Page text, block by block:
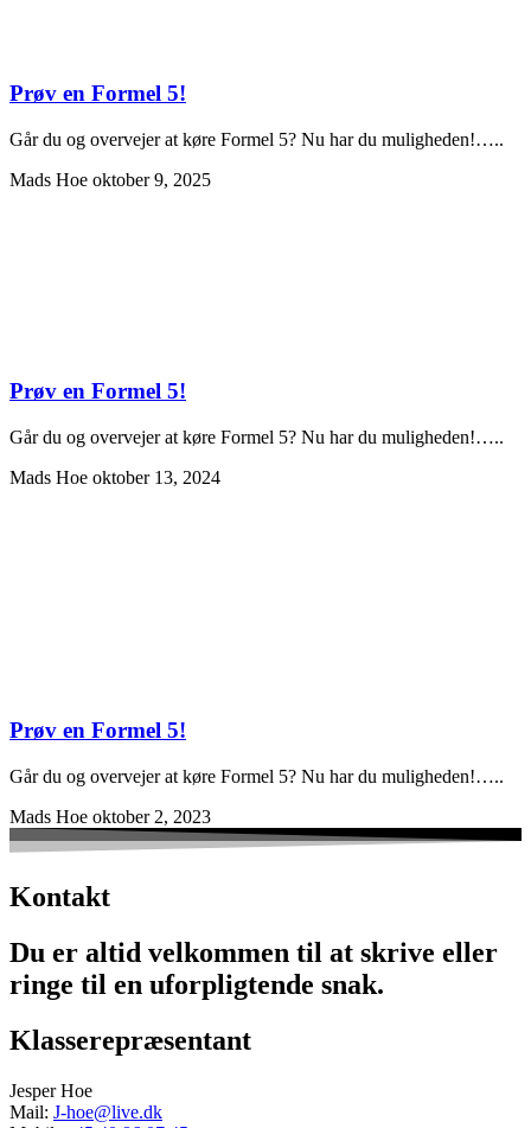
Prøv en Formel 5!
Går du og overvejer at køre Formel 5? Nu har du muligheden!…..
Mads Hoe oktober 9, 2025
Prøv en Formel 5!
Går du og overvejer at køre Formel 5? Nu har du muligheden!…..
Mads Hoe oktober 13, 2024
Prøv en Formel 5!
Går du og overvejer at køre Formel 5? Nu har du muligheden!…..
Mads Hoe oktober 2, 2023
Kontakt
Du er altid velkommen til at skrive eller
ringe til en uforpligtende snak.
Klasserepræsentant
Jesper Hoe
Mail: J-hoe@live.dk